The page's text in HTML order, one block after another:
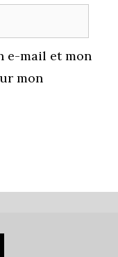
e-mail et mon
mon